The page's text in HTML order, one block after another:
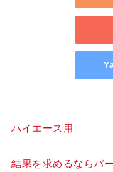
ハイエース用
結果を求めるならパ